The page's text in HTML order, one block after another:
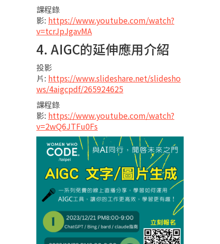
課程錄
影: https://www.youtube.com/watch?
v=tcrJpJgavMA
4. AIGC的延伸應用介紹
投影
片: https://www.slideshare.net/slidesho
ws/4aigcpdf/265924625
課程錄
影: https://www.youtube.com/watch?
v=2wQ6JTFu0Fs